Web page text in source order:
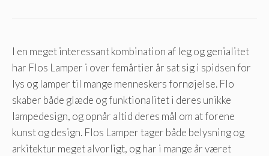
I en meget interessant kombination af leg og genialitet
har Flos Lamper i over femårtier år sat sig i spidsen for
lys og lamper til mange menneskers fornøjelse. Flo
skaber både glæde og funktionalitet i deres unikke
lampedesign, og opnår altid deres mål om at forene
kunst og design. Flos Lamper tager både belysning og
arkitektur meget alvorligt, og har i mange år været